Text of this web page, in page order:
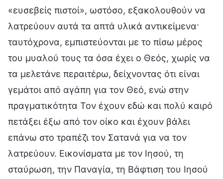
«ευσεβείς πιστοί», ωστόσο, εξακολουθούν να
λατρεύουν αυτά τα απτά υλικά αντικείμενα·
ταυτόχρονα, εμπιστεύονται με το πίσω μέρος
του μυαλού τους τα όσα έχει ο Θεός, χωρίς να
τα μελετάνε περαιτέρω, δείχνοντας ότι είναι
γεμάτοι από αγάπη για τον Θεό, ενώ στην
πραγματικότητα Τον έχουν εδώ και πολύ καιρό
πετάξει έξω από τον οίκο και έχουν βάλει
επάνω στο τραπέζι τον Σατανά για να τον
λατρεύουν. Εικονίσματα με τον Ιησού, τη
σταύρωση, την Παναγία, τη Βάφτιση του Ιησού